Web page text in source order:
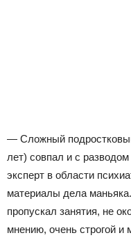
— Сложный
лет) совпал и с
эксперт в области
материалы дела
пропускал занятия, не
мнению, очень строгой